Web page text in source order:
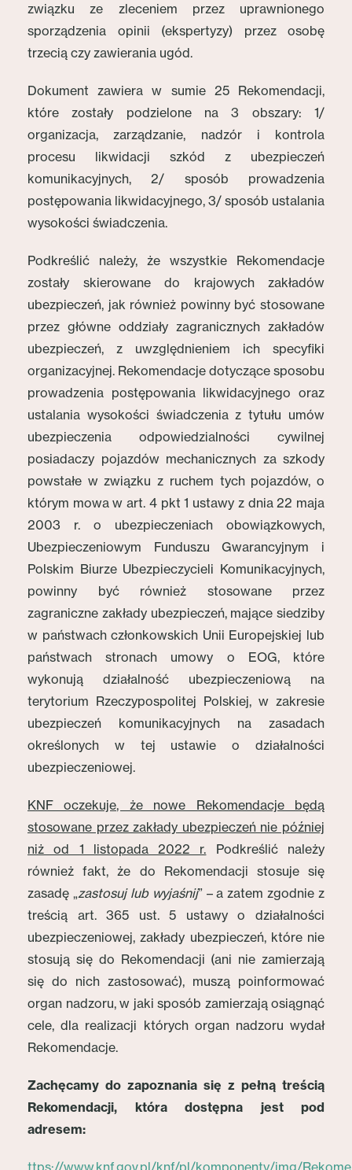
związku ze zleceniem przez uprawnionego
sporządzenia opinii (ekspertyzy) przez osobę
trzecią czy zawierania ugód.
Dokument zawiera w sumie 25 Rekomendacji,
które zostały podzielone na 3 obszary: 1/
organizacja, zarządzanie, nadzór i kontrola
procesu likwidacji szkód z ubezpieczeń
komunikacyjnych, 2/ sposób prowadzenia
postępowania likwidacyjnego, 3/ sposób ustalania
wysokości świadczenia.
Podkreślić należy, że wszystkie Rekomendacje
zostały skierowane do krajowych zakładów
ubezpieczeń, jak również powinny być stosowane
przez główne oddziały zagranicznych zakładów
ubezpieczeń, z uwzględnieniem ich specyfiki
organizacyjnej. Rekomendacje dotyczące sposobu
prowadzenia postępowania likwidacyjnego oraz
ustalania wysokości świadczenia z tytułu umów
ubezpieczenia odpowiedzialności cywilnej
posiadaczy pojazdów mechanicznych za szkody
powstałe w związku z ruchem tych pojazdów, o
którym mowa w art. 4 pkt 1 ustawy z dnia 22 maja
2003 r. o ubezpieczeniach obowiązkowych,
Ubezpieczeniowym Funduszu Gwarancyjnym i
Polskim Biurze Ubezpieczycieli Komunikacyjnych,
powinny być również stosowane przez
zagraniczne zakłady ubezpieczeń, mające siedziby
w państwach członkowskich Unii Europejskiej lub
państwach stronach umowy o EOG, które
wykonują działalność ubezpieczeniową na
terytorium Rzeczypospolitej Polskiej, w zakresie
ubezpieczeń komunikacyjnych na zasadach
określonych w tej ustawie o działalności
ubezpieczeniowej.
KNF oczekuje, że nowe Rekomendacje będą
stosowane przez zakłady ubezpieczeń nie później
niż od 1 listopada 2022 r. Podkreślić należy
również fakt, że do Rekomendacji stosuje się
zasadę „zastosuj lub wyjaśnij” – a zatem zgodnie z
treścią art. 365 ust. 5 ustawy o działalności
ubezpieczeniowej, zakłady ubezpieczeń, które nie
stosują się do Rekomendacji (ani nie zamierzają
się do nich zastosować), muszą poinformować
organ nadzoru, w jaki sposób zamierzają osiągnąć
cele, dla realizacji których organ nadzoru wydał
Rekomendacje.
Zachęcamy do zapoznania się z pełną treścią
Rekomendacji, która dostępna jest pod
adresem:
ttps://www.knf.gov.pl/knf/pl/komponenty/img/